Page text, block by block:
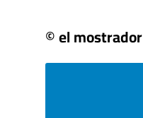
© el mostrador